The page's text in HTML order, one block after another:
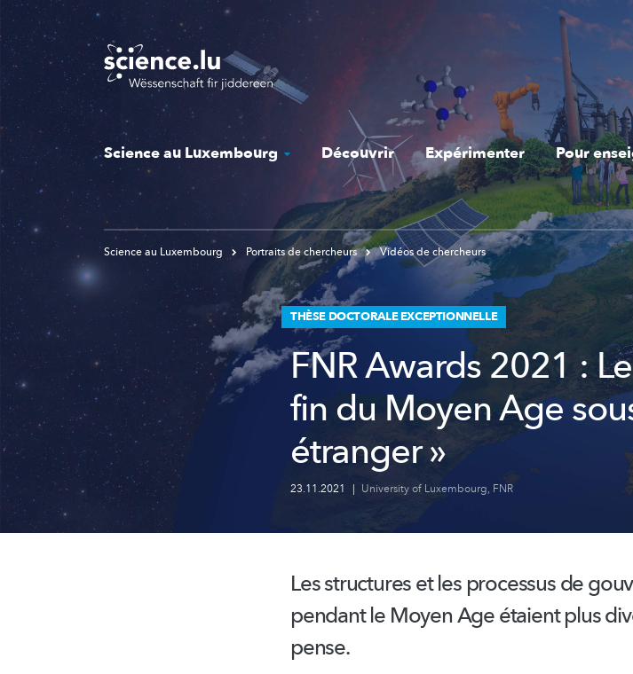
Skip
to
main
content
Science au Luxembourg Découvrir Expérimenter Pour
Science au Luxembourg Portraits de chercheurs Vidéos de chercheurs
THÈSE DOCTORALE EXCEPTIONNELLE
FNR Awards 2021 :
fin du Moyen Age
étranger »
23.11.2021 | University of Luxembourg, FNR
Les structures et les processus de
pendant le Moyen Age étaient plus
pense.